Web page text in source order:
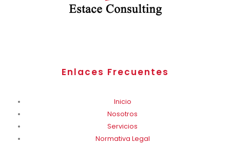
Enlaces Frecuentes
Inicio
Nosotros
Servicios
Normativa Legal